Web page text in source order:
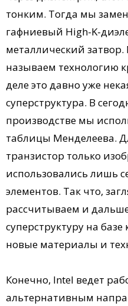
тонким. Тогда мы
гафниевый High-K-
металлический
называем технологию
деле это давно уже
суперструктура. В
производстве мы
таблицы Менделеева.
транзистор только
использовались лишь
элементов. Так что,
рассчитываем и
суперструктуру на
новые материалы и
Конечно, Intel ведет
альтернативным